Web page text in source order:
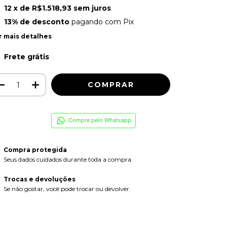
12 x de R$1.518,93 sem juros
13% de descontopagando com Pix
mais detalhes
Frete grátis
Compre pelo Whatsapp
Compra protegida
Seus dados cuidados durante toda a compra.
Trocas e devoluções
Se não gostar, você pode trocar ou devolver.